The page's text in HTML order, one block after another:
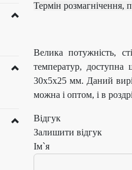
Термін
Велика потужність,
температур,
30х5х25 мм. Даний
можна і оптом, і в
Відгук
Залишити відгук
Ім`я